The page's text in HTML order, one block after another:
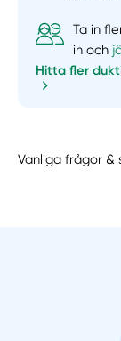
Ta in
in och
Hitta fler
Vanliga frågor &